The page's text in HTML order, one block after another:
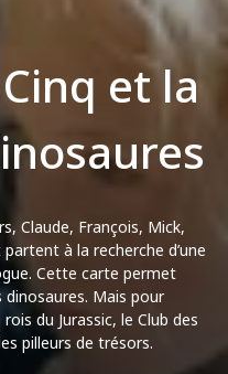
et la
Claude, François, Mick,
à la recherche d’une
Cette carte permet
dinosaures. Mais pour
du Jurassic, le Club des
pilleurs de trésors.